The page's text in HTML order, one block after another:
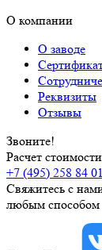
О компании
О заводе
Реквизиты
Отзывы
Звоните!
Расчет
+7 (495) 258 84 01
Свяжитесь с
любым способом